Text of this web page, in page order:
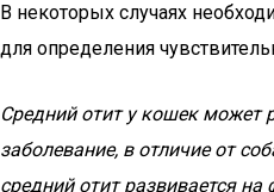
В некоторых случаях
для определения
Средний отит у кошек может
заболевание, в отличие от
средний отит развивается